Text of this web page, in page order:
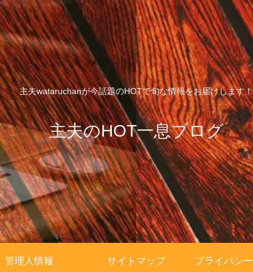
主夫wataruchanが今話題のHOTで旬な情報をお届けします！
主夫のHOT一息ブログ
管理人情報 サイトマップ プライバシ